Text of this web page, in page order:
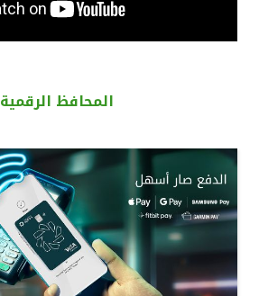
مواقع الفروع وأجهزة الصرف الآلي
ألمانيا
ماليزيا
تركيا
المحافظ الرقمية